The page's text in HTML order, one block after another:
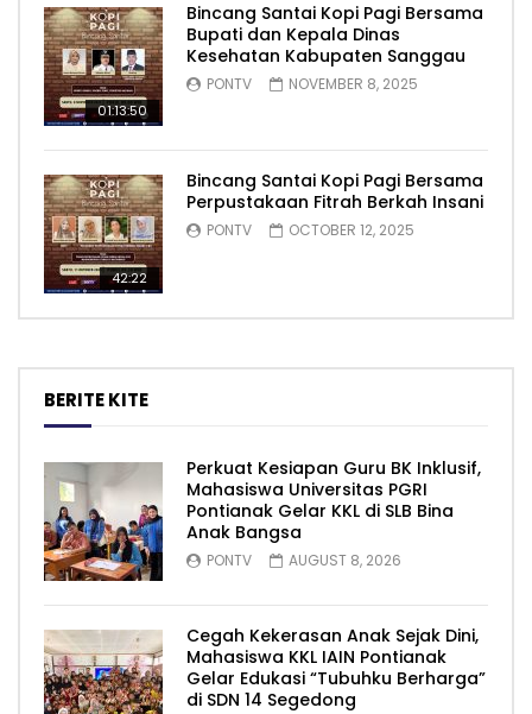
01:13:50
Bincang Santai Kopi Pagi Bersama
Bupati dan Kepala Dinas
Kesehatan Kabupaten Sanggau
PONTV NOVEMBER 8, 2025
42:22
Bincang Santai Kopi Pagi Bersama
Perpustakaan Fitrah Berkah Insani
PONTV OCTOBER 12, 2025
BERITE KITE
Perkuat Kesiapan Guru BK Inklusif,
Mahasiswa Universitas PGRI
Pontianak Gelar KKL di SLB Bina
Anak Bangsa
PONTV AUGUST 8, 2026
Cegah Kekerasan Anak Sejak Dini,
Mahasiswa KKL IAIN Pontianak
Gelar Edukasi “Tubuhku Berharga”
di SDN 14 Segedong